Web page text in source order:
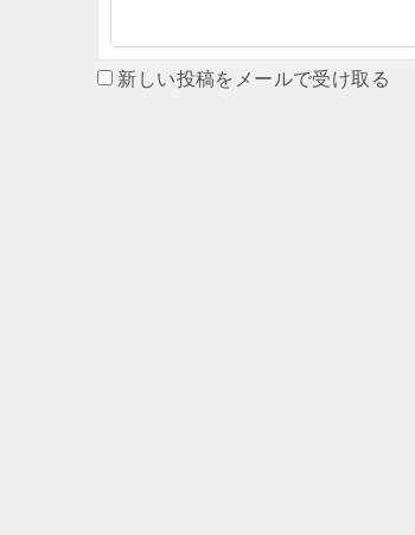
新しい投稿をメールで受け取る